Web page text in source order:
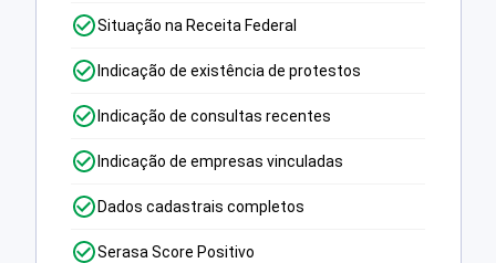
Situação na Receita Federal
Indicação de existência de protestos
Indicação de consultas recentes
Indicação de empresas vinculadas
Dados cadastrais completos
Serasa Score Positivo